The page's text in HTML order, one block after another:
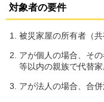
対象者の要件
被災家屋の所有者（共
アが個人の場合、そ
等以内の親族で代替
アが法人の場合、合